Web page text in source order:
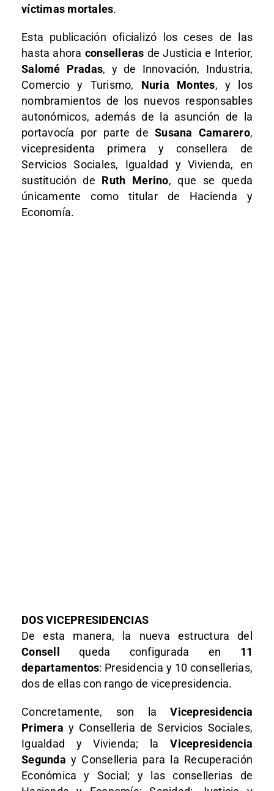
víctimas mortales.
Esta publicación oficializó los ceses de las
hasta ahora conselleras de Justicia e Interior,
Salomé Pradas, y de Innovación, Industria,
Comercio y Turismo, Nuria Montes, y los
nombramientos de los nuevos responsables
autonómicos, además de la asunción de la
portavocía por parte de Susana Camarero,
vicepresidenta primera y consellera de
Servicios Sociales, Igualdad y Vivienda, en
sustitución de Ruth Merino, que se queda
únicamente como titular de Hacienda y
Economía.
DOS VICEPRESIDENCIAS
De esta manera, la nueva estructura del
Consell
queda configurada en 11
departamentos: Presidencia y 10 consellerias,
dos de ellas con rango de vicepresidencia.
Concretamente, son laVicepresidencia
Primera y Conselleria de Servicios Sociales,
Igualdad y Vivienda; laVicepresidencia
Segunda y Conselleria para la Recuperación
Económica y Social; y las consellerias de